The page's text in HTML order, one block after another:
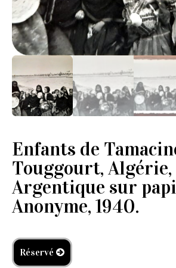
Enfants de
Touggourt, Algérie,
Argentique sur
Anonyme, 1940.
Réservé